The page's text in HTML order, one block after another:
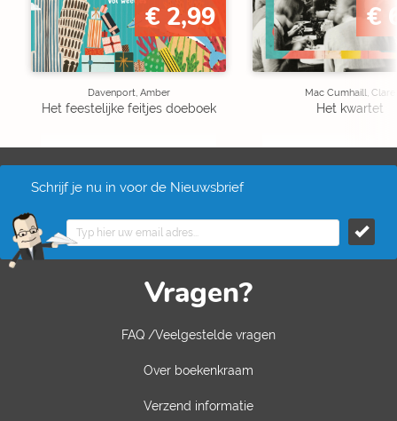
€ 2,99
Davenport, Amber
Het feestelijke feitjes doeboek
€
Mac Cumhaill, Clare
Het kwartet
Schrijf je nu in voor de Nieuwsbrief
Vragen?
FAQ /Veelgestelde vragen
Over boekenkraam
Verzend informatie